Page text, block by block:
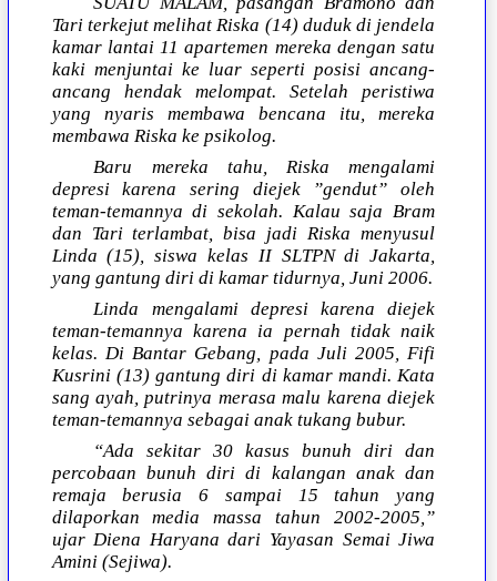
Tari terkejut melihat Riska (14) duduk di jendela
kamar lantai 11 apartemen mereka dengan satu
kaki menjuntai ke luar seperti posisi ancang-
ancang hendak melompat. Setelah peristiwa
yang nyaris membawa bencana itu, mereka
membawa Riska ke psikolog.
Baru mereka tahu, Riska mengalami
depresi karena sering diejek ”gendut” oleh
teman-temannya di sekolah. Kalau saja Bram
dan Tari terlambat, bisa jadi Riska menyusul
Linda (15), siswa kelas II SLTPN di Jakarta,
yang gantung diri di kamar tidurnya, Juni 2006.
Linda mengalami depresi karena diejek
teman-temannya karena ia pernah tidak naik
kelas. Di Bantar Gebang, pada Juli 2005, Fifi
Kusrini (13) gantung diri di kamar mandi. Kata
sang ayah, putrinya merasa malu karena diejek
teman-temannya sebagai anak tukang bubur.
“Ada sekitar 30 kasus bunuh diri dan
percobaan bunuh diri di kalangan anak dan
remaja berusia 6 sampai 15 tahun yang
dilaporkan media massa tahun 2002-2005,”
ujar Diena Haryana dari Yayasan Semai Jiwa
Amini (Sejiwa).